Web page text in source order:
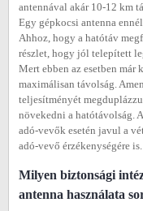
antennával akár 10-12 km
Egy gépkocsi antenna
Ahhoz, hogy a hatótáv
részlet, hogy jól telepített
Mert ebben az esetben
maximálisan távolság.
teljesítményét
növekedni a hatótávolság.
adó-vevők esetén javul a
adó-vevő érzékenységére is.
Milyen biztonsági
antenna használata